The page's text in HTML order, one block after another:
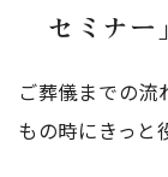
セミナー」
ご葬儀までの流
もの時にきっと